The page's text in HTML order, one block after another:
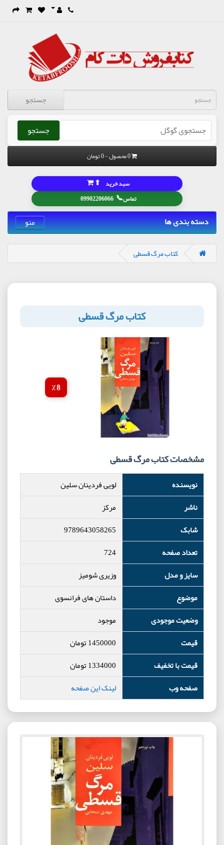
جستجو
جستجو
0 محصول - 0 تومان
تماس📞
09902206066
سبد خرید ⬆
دسته بندی ها منو
کتاب مرگ قسطی
کتاب مرگ قسطی
8 ٪
مشخصات کتاب مرگ قسطی
نویسنده
لویی فردینان سلین
ناشر
مرکز
شابک
9789643058265
تعداد صفحه
724
سایز و مدل
وزیری شومیز
موضوع
داستان های فرانسوی
وضعیت موجودی
موجود
قیمت
1450000تومان
قیمت با تخفیف
1334000تومان
صفحه وب
لینک این صفحه